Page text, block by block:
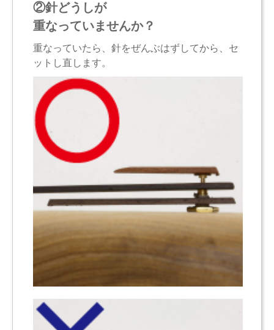
②針どうしが
重なっていませんか？
重なっていたら、針をぜんぶはずしてから、セ
ットし直します。